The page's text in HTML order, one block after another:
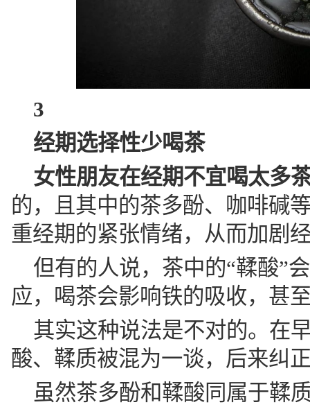
3
经期选择性少喝茶
女性朋友在经期不宜喝太多
的，且其中的茶多酚、咖啡碱
重经期的紧张情绪，从而加剧
但有的人说，茶中的“鞣酸”
应，喝茶会影响铁的吸收，甚
其实这种说法是不对的。在
酸、鞣质被混为一谈，后来纠
虽然茶多酚和鞣酸同属于鞣